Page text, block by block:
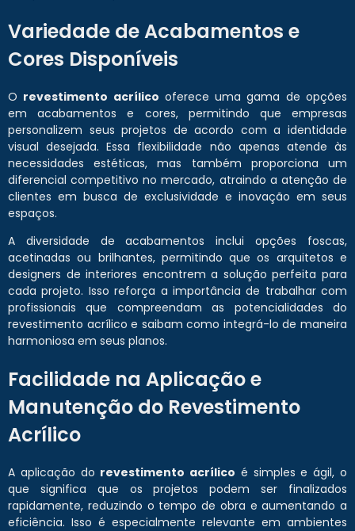
Variedade de Acabamentos e
Cores Disponíveis
O revestimento acrílico oferece uma gama de opções
em acabamentos e cores, permitindo que empresas
personalizem seus projetos de acordo com a identidade
visual desejada. Essa flexibilidade não apenas atende às
necessidades estéticas, mas também proporciona um
diferencial competitivo no mercado, atraindo a atenção de
clientes em busca de exclusividade e inovação em seus
espaços.
A diversidade de acabamentos inclui opções foscas,
acetinadas ou brilhantes, permitindo que os arquitetos e
designers de interiores encontrem a solução perfeita para
cada projeto. Isso reforça a importância de trabalhar com
profissionais que compreendam as potencialidades do
revestimento acrílico e saibam como integrá-lo de maneira
harmoniosa em seus planos.
Facilidade na Aplicação e
Manutenção do Revestimento
Acrílico
A aplicação do revestimento acrílico é simples e ágil, o
que significa que os projetos podem ser finalizados
rapidamente, reduzindo o tempo de obra e aumentando a
eficiência. Isso é especialmente relevante em ambientes